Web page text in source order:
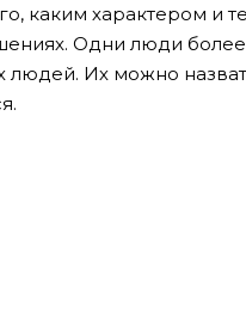
каким характером и
Одни люди
Их можно